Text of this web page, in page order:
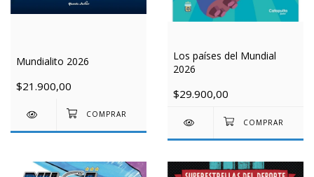
Mundialito 2026
$21.900,00
Los países del Mundial
2026
$29.900,00